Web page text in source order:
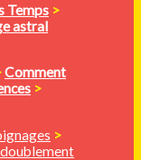
Temps >
astral
Comment
>
>